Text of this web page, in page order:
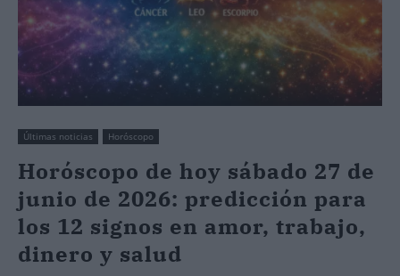
Últimas noticias Horóscopo
Horóscopo de hoy sábado 27 de
junio de 2026: predicción para
los 12 signos en amor, trabajo,
dinero y salud